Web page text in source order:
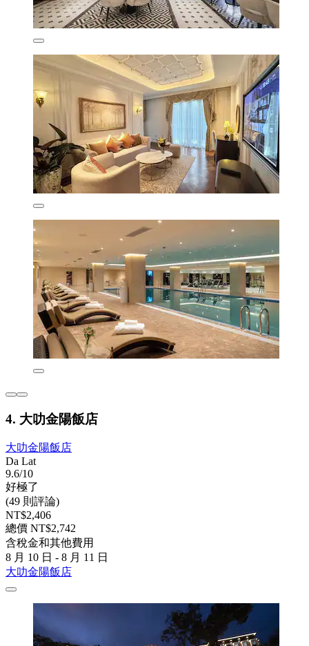
4. 大叻金陽飯店
大叻金陽飯店
Da Lat
9.6/10
好極了
(49 則評論)
NT$2,406
總價 NT$2,742
含稅金和其他費用
8 月 10 日 - 8 月 11 日
大叻金陽飯店